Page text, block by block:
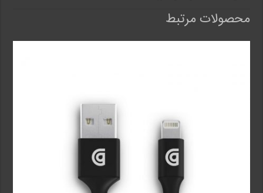
محصولات مرتبط